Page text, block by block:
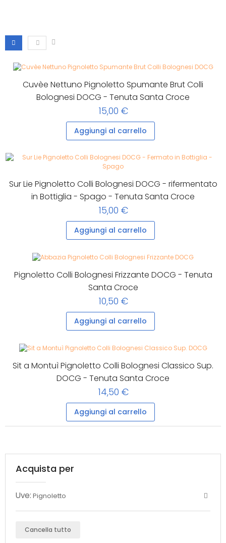
Cuvèe Nettuno Pignoletto Spumante Brut Colli
Bolognesi DOCG - Tenuta Santa Croce
15,00 €
Aggiungi al carrello
Sur Lie Pignoletto Colli Bolognesi DOCG - rifermentato
in Bottiglia - Spago - Tenuta Santa Croce
15,00 €
Aggiungi al carrello
Pignoletto Colli Bolognesi Frizzante DOCG - Tenuta
Santa Croce
10,50 €
Aggiungi al carrello
Sit a Montuì Pignoletto Colli Bolognesi Classico Sup.
DOCG - Tenuta Santa Croce
14,50 €
Aggiungi al carrello
Acquista per
Uve: Pignoletto
Cancella tutto